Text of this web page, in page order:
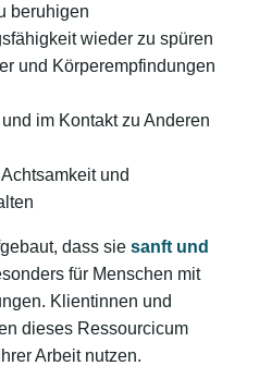
beruhigen
wieder zu spüren
und Körperempfindungen
im Kontakt zu Anderen
und
dass sie sanft und
für Menschen mit
Klientinnen und
dieses Ressourcicum
Arbeit nutzen.